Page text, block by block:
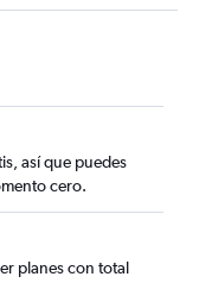
así que puedes
cero.
planes con total